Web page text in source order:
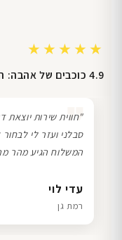
★★★★★
4.9 כוכבים של אהבה: הדירוג הממוצע מלקוחות מאושרים
שרון כהן
תל אביב
❞
סבלני ועזר לי
המשלוח הגיע מהר
עדי לוי
רמת גן
דנה גל
חיפה
ליאת ויוסי מ.
הוד השרון